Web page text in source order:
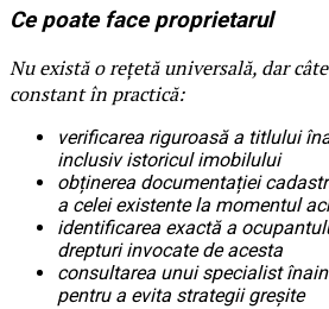
Ce poate face proprietarul
Nu există o rețetă universală, dar
constant în practică:
verificarea riguroasă a titlului
inclusiv istoricul imobilului
obținerea documentației
a celei existente la momentul
identificarea exactă a
drepturi invocate de acesta
consultarea unui specialist
pentru a evita strategii greșite